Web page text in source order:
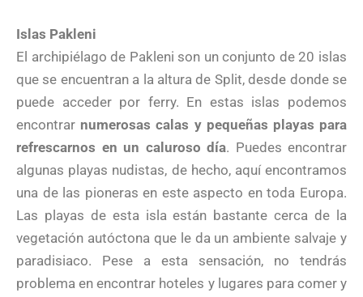
Islas Pakleni
El archipiélago de Pakleni son un conjunto de 20 islas
que se encuentran a la altura de Split, desde donde se
puede acceder por ferry. En estas islas podemos
encontrar numerosas calas y pequeñas playas para
refrescarnos en un caluroso día. Puedes encontrar
algunas playas nudistas, de hecho, aquí encontramos
una de las pioneras en este aspecto en toda Europa.
Las playas de esta isla están bastante cerca de la
vegetación autóctona que le da un ambiente salvaje y
paradisiaco. Pese a esta sensación, no tendrás
problema en encontrar hoteles y lugares para comer y